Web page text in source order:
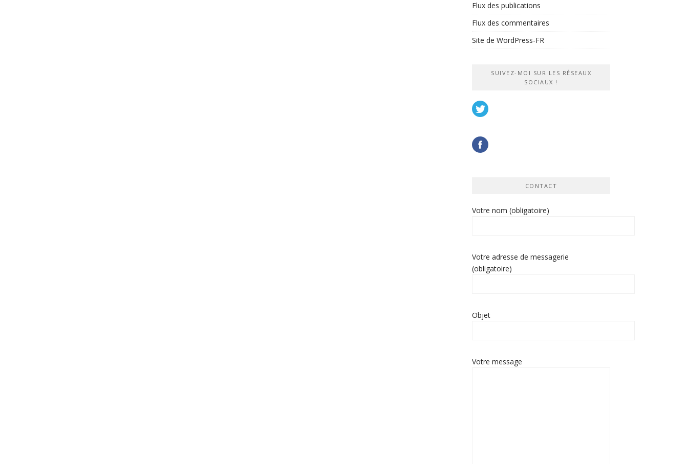
Flux des publications
Flux des commentaires
Site de WordPress-FR
SUIVEZ-MOI SUR LES RÉSEAUX
SOCIAUX !
CONTACT
Votre nom (obligatoire)
Votre adresse de messagerie
(obligatoire)
Objet
Votre message